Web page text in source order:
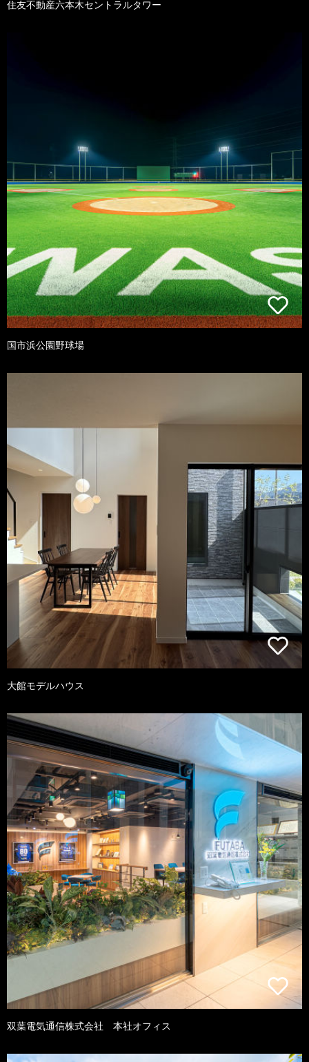
住友不動産六本木セントラルタワー
国市浜公園野球場
大館モデルハウス
双葉電気通信株式会社 本社オフィス